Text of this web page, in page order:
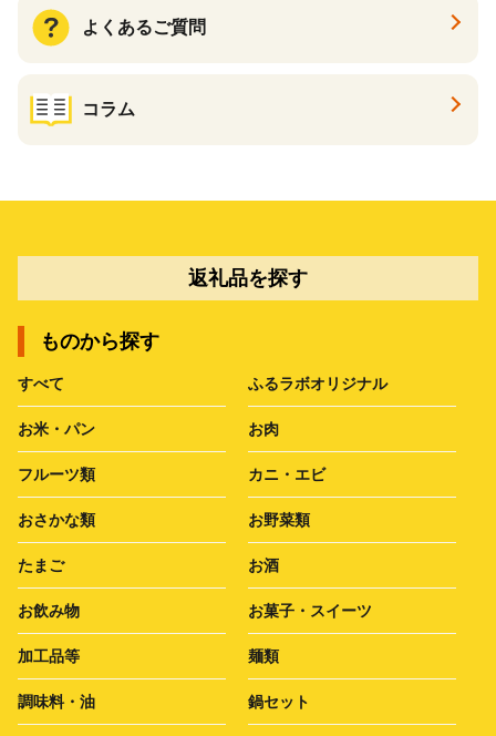
よくあるご質問
コラム
返礼品を探す
ものから探す
すべて ふるラボオリジナル
お米・パン お肉
フルーツ類 カニ・エビ
おさかな類 お野菜類
たまご お酒
お飲み物 お菓子・スイーツ
加工品等 麺類
調味料・油 鍋セット